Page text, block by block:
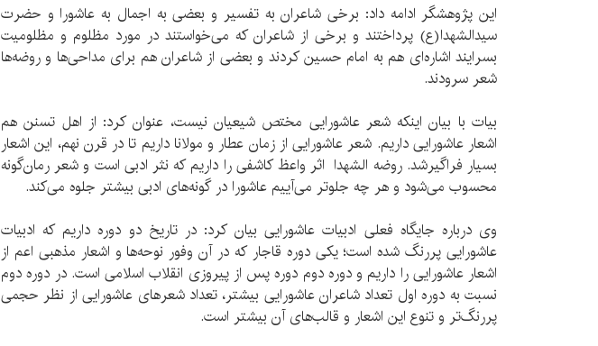
این پژوهشگر ادامه داد: برخی شاعران به تفسیر و بعضی به اجمال به عاشورا و حضرت
سیدالشهدا(ع) پرداختند و برخی از شاعران که می‌خواستند در مورد مظلوم و مظلومیت
بسرایند اشاره‌ای هم به امام حسین کردند و بعضی از شاعران هم برای مداحی‌ها و روضه‌ها
شعر سرودند.
بیات با بیان اینکه شعر عاشورایی مختص شیعیان نیست، عنوان کرد: از اهل تسنن هم
اشعار عاشورایی داریم. شعر عاشورایی از زمان عطار و مولانا داریم تا در قرن نهم، این اشعار
بسیار فراگیرشد. روضه الشهدا اثر واعظ کاشفی را داریم که نثر ادبی است و شعر رمان‌گونه
محسوب می‌شود و هر چه جلوتر می‌آییم عاشورا در گونه‌های ادبی بیشتر جلوه می‌کند.
وی درباره جایگاه فعلی ادبیات عاشورایی بیان کرد: در تاریخ دو دوره داریم که ادبیات
عاشورایی پررنگ شده است؛ یکی دوره قاجار که در آن وفور نوحه‌ها و اشعار مذهبی اعم از
اشعار عاشورایی را داریم و دوره دوم دوره پس از پیروزی انقلاب اسلامی است. در دوره دوم
نسبت به دوره اول تعداد شاعران عاشورایی بیشتر، تعداد شعرهای عاشورایی از نظر حجمی
پررنگ‌تر و تنوع این اشعار و قالب‌های آن بیشتر است.